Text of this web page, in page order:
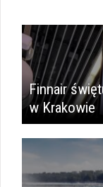
Finnair
w Krakowie